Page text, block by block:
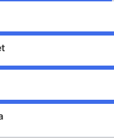
& Residence (Regent)
del av gästernas
gäster kan njuta av
strosa längs de
på en bänk och lyssna
perfekt för att samla